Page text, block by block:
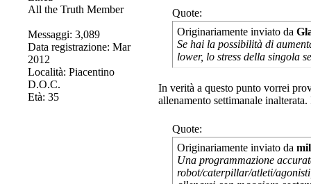
All the Truth Member
Messaggi: 3,089
Data registrazione: Mar
2012
Località: Piacentino
D.O.C.
Età: 35
Quote:
Originariamente inviato da
Se hai la possibilità di
lower, lo stress della singola
In verità a questo punto vorrei
allenamento settimanale
Quote:
Originariamente inviato da
Una programmazione
robot/caterpillar/atleti/